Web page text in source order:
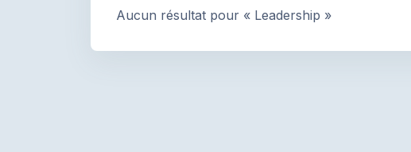
Aucun résultat pour « Leadership »